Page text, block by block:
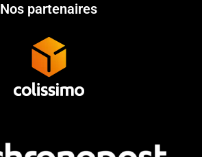
Nos partenaires